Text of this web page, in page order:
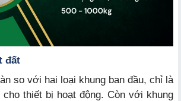
đất
so với hai loại khung ban đầu, chỉ là
thiết bị hoạt động. Còn với khung